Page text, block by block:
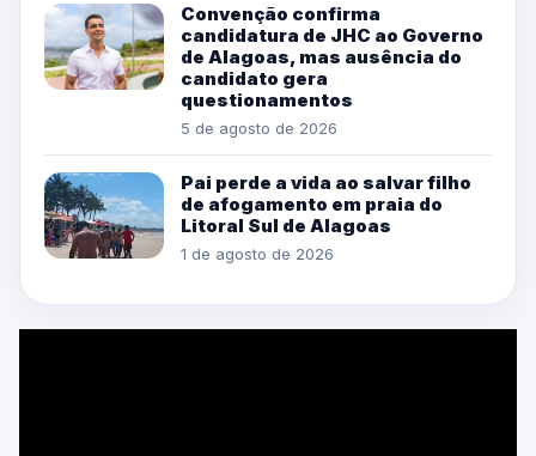
Convenção confirma
candidatura de JHC ao Governo
de Alagoas, mas ausência do
candidato gera
questionamentos
5 de agosto de 2026
Pai perde a vida ao salvar filho
de afogamento em praia do
Litoral Sul de Alagoas
1 de agosto de 2026